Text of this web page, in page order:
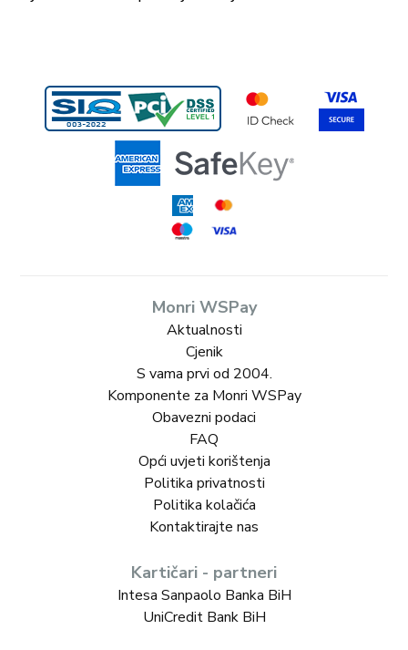
Monri WSPay
Aktualnosti
Cjenik
S vama prvi od 2004.
Komponente za Monri WSPay
Obavezni podaci
FAQ
Opći uvjeti korištenja
Politika privatnosti
Politika kolačića
Kontaktirajte nas
Kartičari - partneri
Intesa Sanpaolo Banka BiH
UniCredit Bank BiH